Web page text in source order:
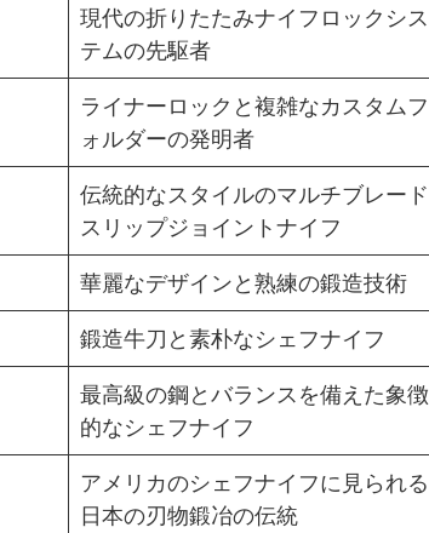
現代の折りたたみナイフロックシス
テムの先駆者
ライナーロックと複雑なカスタムフ
ォルダーの発明者
伝統的なスタイルのマルチブレード
スリップジョイントナイフ
華麗なデザインと熟練の鍛造技術
鍛造牛刀と素朴なシェフナイフ
最高級の鋼とバランスを備えた象徴
的なシェフナイフ
アメリカのシェフナイフに見られる
日本の刃物鍛冶の伝統